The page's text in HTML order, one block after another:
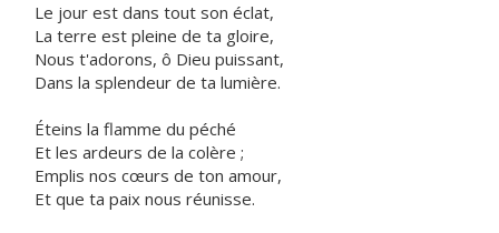
Le jour est dans tout son éclat,
La terre est pleine de ta gloire,
Nous t'adorons, ô Dieu puissant,
Dans la splendeur de ta lumière.
Éteins la flamme du péché
Et les ardeurs de la colère ;
Emplis nos cœurs de ton amour,
Et que ta paix nous réunisse.